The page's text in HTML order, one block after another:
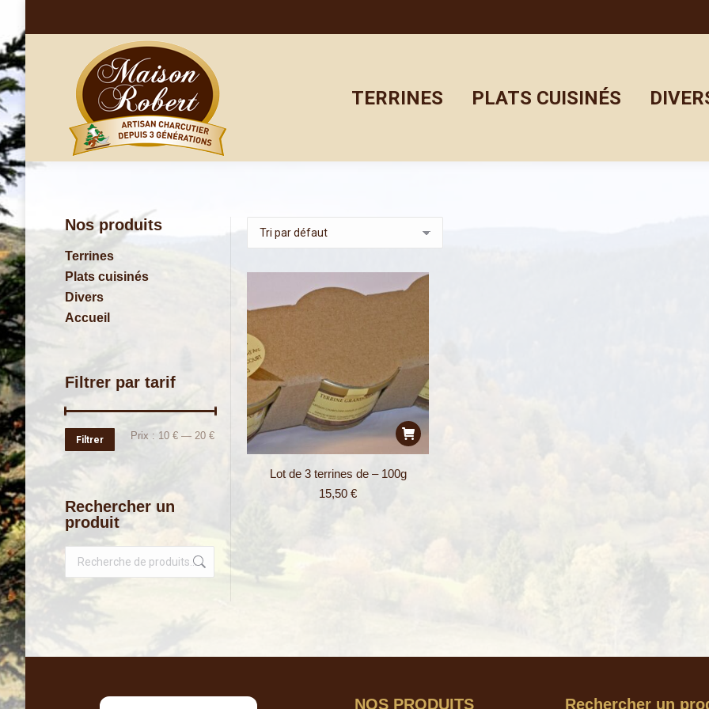
TERRINES PLATS CUISINÉS
Lot de 3 terrines de – 100g
15,50 €
Nos produits
Terrines
Plats cuisinés
Divers
Accueil
Filtrer par tarif
Prix
Prix
Filtrer Prix : 10 € — 20 €
Rechercher un
produit
NOS PRODUITS Rechercher un